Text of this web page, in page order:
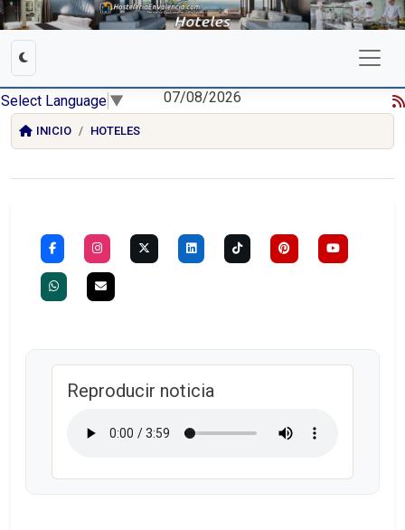
Select Language ▼ 07/08/2026
INICIO HOTELES
Reproducir noticia